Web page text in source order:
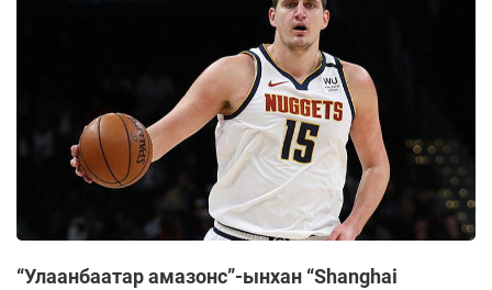
“Улаанбаатар амазонс”-ынхан “Shanghai